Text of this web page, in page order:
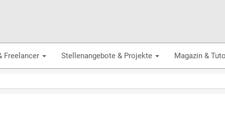
Freelancer Stellenangebote & Projekte Magazin &